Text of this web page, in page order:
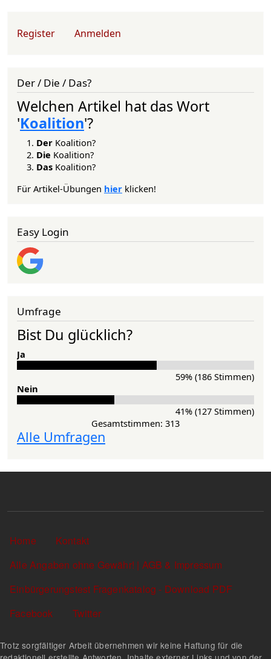
User account menu
Register Anmelden
Der / Die / Das?
Welchen Artikel hat das Wort
'Koalition'?
Der Koalition?
Die Koalition?
Das Koalition?
Für Artikel-Übungen hier klicken!
Easy Login
Umfrage
Bist Du glücklich?
Ja
59% (186 Stimmen)
Nein
41% (127 Stimmen)
Gesamtstimmen: 313
Alle Umfragen
Sekundärlinks
Home
Kontakt
Alle Angaben ohne Gewähr! | AGB & Impressum
Einbürgerungstest Fragenkatalog - Download PDF
Facebook
Twitter
Trotz sorgfältiger Arbeit übernehmen wir keine Haftung für die